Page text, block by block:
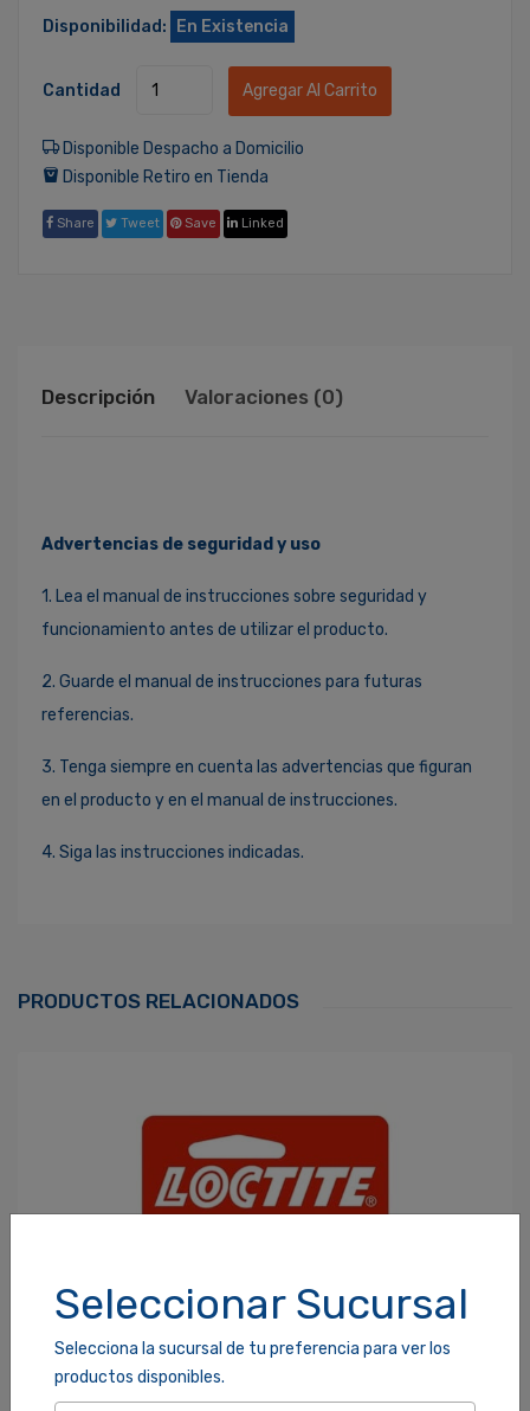
Seleccionar Sucursal
Selecciona la sucursal de tu preferencia para ver los
productos disponibles.
Disponibilidad: En Existencia
Cantidad Agregar Al Carrito
Disponible Despacho a Domicilio
Disponible Retiro en Tienda
Share Tweet Save Linked
Descripción Valoraciones (0)
Advertencias de seguridad y uso
1. Lea el manual de instrucciones sobre seguridad y
funcionamiento antes de utilizar el producto.
2. Guarde el manual de instrucciones para futuras
referencias.
3. Tenga siempre en cuenta las advertencias que figuran
en el producto y en el manual de instrucciones.
4. Siga las instrucciones indicadas.
¿Olvidaste tu Contraseña?
PRODUCTOS RELACIONADOS